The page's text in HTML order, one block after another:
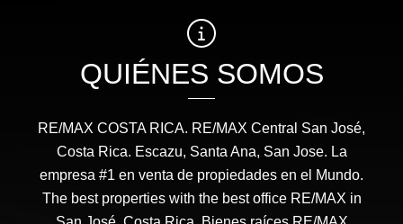
QUIÉNES SOMOS
RE/MAX COSTA RICA. RE/MAX Central San José,
Costa Rica. Escazu, Santa Ana, San Jose. La
empresa #1 en venta de propiedades en el Mundo.
The best properties with the best office RE/MAX in